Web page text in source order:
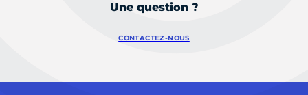
Une question ?
CONTACTEZ-NOUS